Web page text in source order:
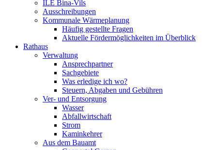
ILE Bina-Vils
Ausschreibungen
Kommunale Wärmeplanung
Häufig gestellte Fragen
Aktuelle Fördermöglichkeiten im Überblick
Rathaus
Verwaltung
Ansprechpartner
Sachgebiete
Was erledige ich wo?
Steuern, Abgaben und Gebühren
Ver- und Entsorgung
Wasser
Abfallwirtschaft
Strom
Kaminkehrer
Aus dem Bauamt